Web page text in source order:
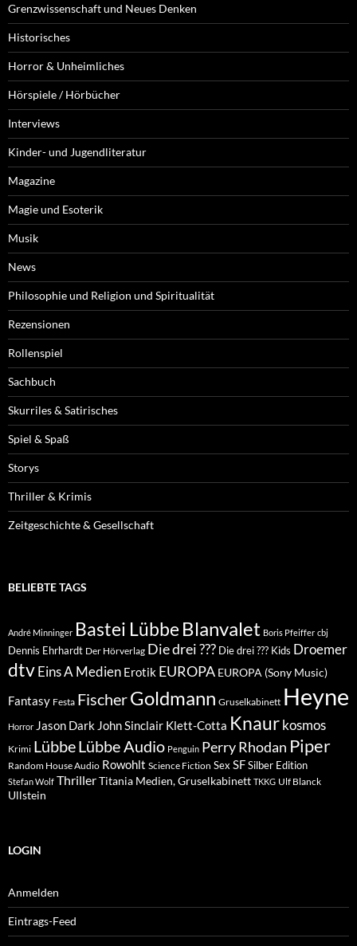
Grenzwissenschaft und Neues Denken
Historisches
Horror & Unheimliches
Hörspiele / Hörbücher
Interviews
Kinder- und Jugendliteratur
Magazine
Magie und Esoterik
Musik
News
Philosophie und Religion und Spiritualität
Rezensionen
Rollenspiel
Sachbuch
Skurriles & Satirisches
Spiel & Spaß
Storys
Thriller & Krimis
Zeitgeschichte & Gesellschaft
BELIEBTE TAGS
André Minninger Bastei Lübbe Blanvalet Boris Pfeiffer cbj
Dennis Ehrhardt Der Hörverlag Die drei ??? Die drei ??? Kids Droemer
dtvEins A Medien Erotik EUROPA EUROPA (Sony Music)
Fantasy Festa FischerGoldmann Gruselkabinett Heyne
Horror Jason Dark John Sinclair Klett-Cotta Knaur kosmos
Krimi LübbeLübbe Audio Penguin Perry Rhodan Piper
Random House Audio Rowohlt Science Fiction Sex SFSilber Edition
Stefan Wolf ThrillerTitania Medien, Gruselkabinett TKKG Ulf Blanck
Ullstein
LOGIN
Anmelden
Eintrags-Feed